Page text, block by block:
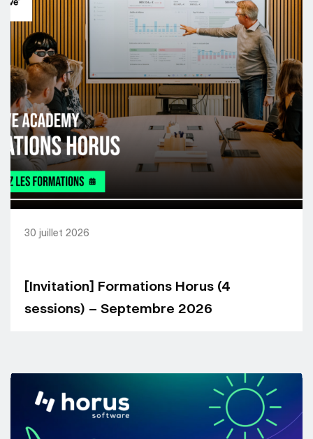
[Invitation] Formations Horus (4
sessions) – Septembre 2026
30 juillet 2026